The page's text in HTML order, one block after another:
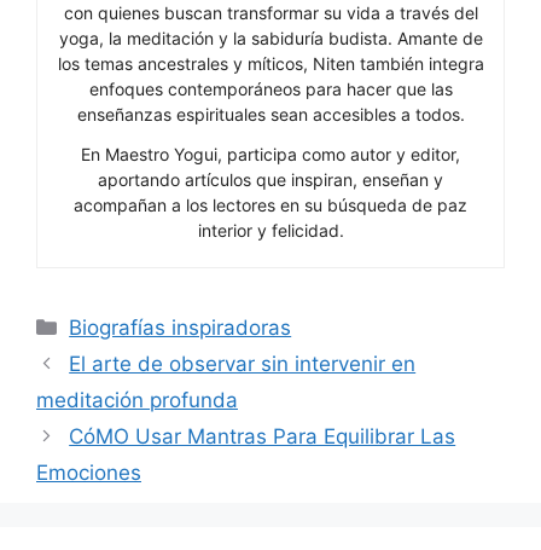
con quienes buscan transformar su vida a través del
yoga, la meditación y la sabiduría budista. Amante de
los temas ancestrales y míticos, Niten también integra
enfoques contemporáneos para hacer que las
enseñanzas espirituales sean accesibles a todos.
En Maestro Yogui, participa como autor y editor,
aportando artículos que inspiran, enseñan y
acompañan a los lectores en su búsqueda de paz
interior y felicidad.
Categorías
Biografías inspiradoras
El arte de observar sin intervenir en
meditación profunda
CóMO Usar Mantras Para Equilibrar Las
Emociones